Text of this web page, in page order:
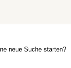
neue Suche starten?